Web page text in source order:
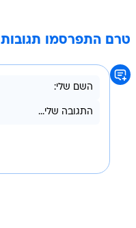
טרם התפרסמו תגובות